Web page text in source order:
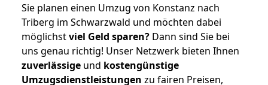
Sie planen einen Umzug von Konstanz nach
Triberg im Schwarzwald und möchten dabei
möglichstviel Geld sparen? Dann sind Sie bei
uns genau richtig! Unser Netzwerk bieten Ihnen
zuverlässige und kostengünstige
Umzugsdienstleistungen zu fairen Preisen,